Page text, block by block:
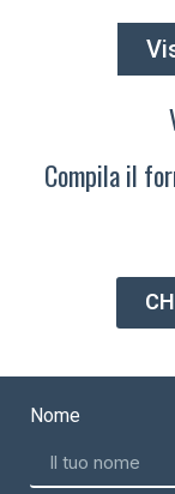
Compila il
Nome